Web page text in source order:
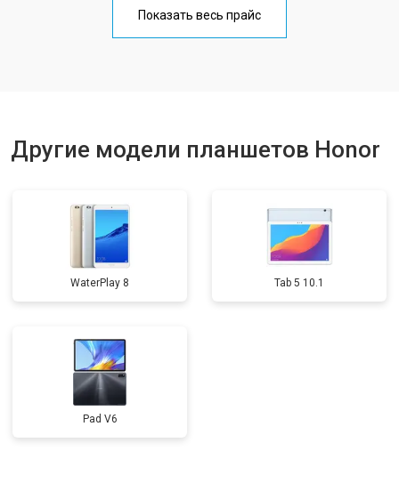
от 1750 ₽
Показать весь прайс
Другие модели планшетов Honor
WaterPlay 8 Tab 5 10.1
Pad V6